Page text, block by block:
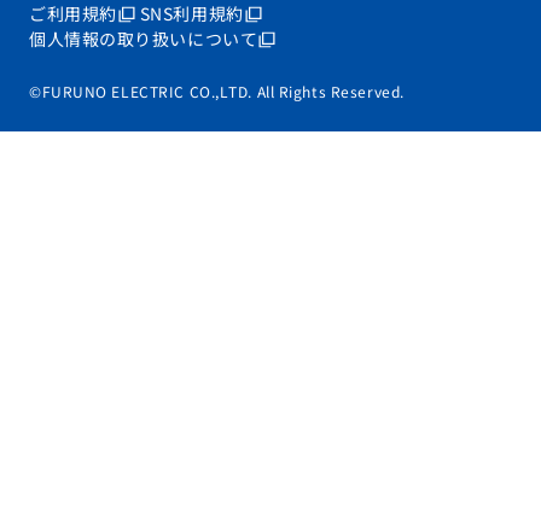
ご利用規約
SNS利用規約
個人情報の取り扱いについて
©FURUNO ELECTRIC CO.,LTD. All Rights Reserved.